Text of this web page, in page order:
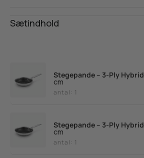
Sætindhold
Stegepande – 3-Ply Hybrid
cm
antal: 1
Stegepande – 3-Ply Hybrid
cm
antal: 1